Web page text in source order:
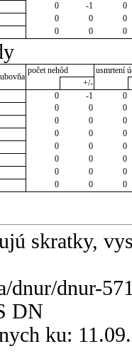
0 -1
0
0 0
0
0 0 0
počet nehôd
usmrtení
+/-
0 -1
0
0 0
0
0 0
0
0 0
0
0 0
0
0 0
0
0 0
0
0 0 0
skratky,
dnur/dnur-
DN
ku: